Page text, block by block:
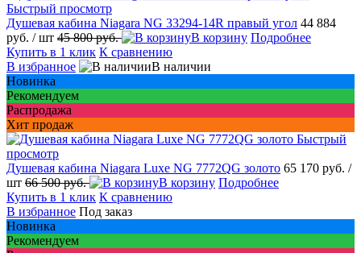
Быстрый просмотр
Душевая кабина Niagara NG 33294-14R правый угол 44 884
руб. / шт 45 800 руб. В корзину Подробнее
Купить в 1 клик К сравнению
В избранное
В наличии
Новинка
Рекомендуем
Распродажа
Хит продаж
Быстрый
просмотр
Душевая кабина Niagara Luxe NG 7772QG золото 65 170 руб. /
шт 66 500 руб. В корзину Подробнее
Купить в 1 клик К сравнению
В избранное Под заказ
Новинка
Рекомендуем